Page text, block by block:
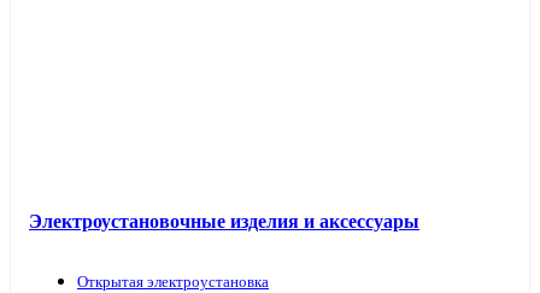
Электроустановочные изделия и аксессуары
Открытая электроустановка